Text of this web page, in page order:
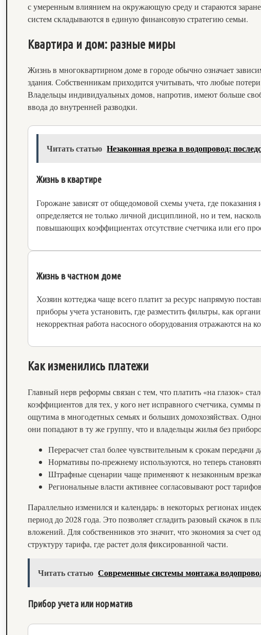
с умеренным влиянием на окружающую среду и стараются
систем складываются в единую финансовую стратегию семьи.
Квартира и дом: разные миры
Жизнь в многоквартирном доме в городе обычно означает
здания. Собственникам приходится учитывать, что любые
Владельцы индивидуальных домов, напротив, имеют больше
ввода до внутренней разводки.
Читать статью Незаконная врезка в водопровод:
Жизнь в квартире
Горожане зависят от общедомовой схемы учета, где
определяется не только личной дисциплиной, но и тем,
повышающих коэффициентах отсутствие счетчика или его
Жизнь в частном доме
Хозяин коттеджа чаще всего платит за ресурс напрямую
приборы учета установить, где разместить фильтры, как
некорректная работа насосного оборудования отражаются на
Как изменились платежи
Главный нерв реформы связан с тем, что платить «на глазок»
коэффициентов для тех, у кого нет исправного счетчика,
ощутима в многодетных семьях и больших домохозяйствах.
они попадают в ту же группу, что и владельцы жилья без
Перерасчет стал более чувствительным к срокам передачи
Нормативы по-прежнему используются, но теперь
Штрафные сценарии чаще применяют к незаконным
Региональные власти активнее согласовывают рост
Параллельно изменился и календарь: в некоторых регионах
период до 2028 года. Это позволяет сгладить разовый скачок в
вложений. Для собственников это значит, что экономия за счет
структуру тарифа, где растет доля фиксированной части.
Читать статью Современные системы монтажа
Прибор учета или норматив